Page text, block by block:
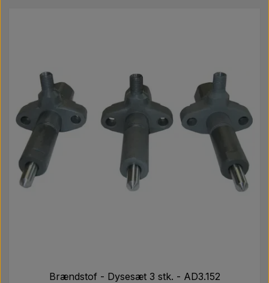
Brændstof - Dysesæt 3 stk. - AD3.152